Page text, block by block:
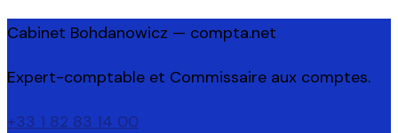
Cabinet Bohdanowicz — compta.net
Expert-comptable et Commissaire aux comptes.
+33 1 82 83 14 00